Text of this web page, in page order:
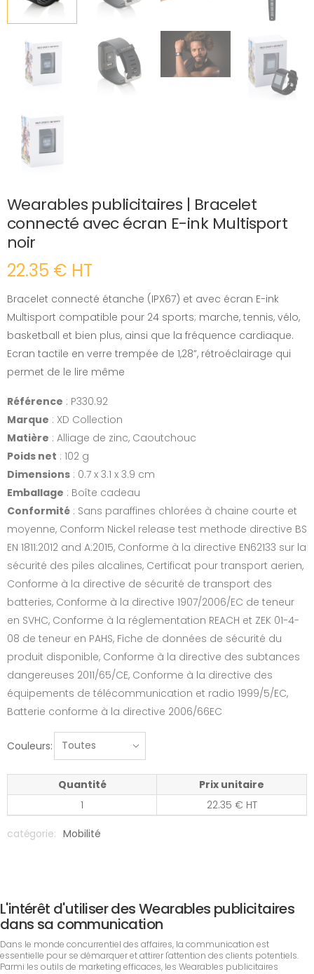
Wearables publicitaires | Bracelet
connecté avec écran E-ink Multisport
noir
22.35 € HT
Bracelet connecté étanche (IPX67) et avec écran E-ink
Multisport compatible pour 24 sports; marche, tennis, vélo,
basketball et bien plus, ainsi que la fréquence cardiaque.
Ecran tactile en verre trempée de 1,28”, rétroéclairage qui
permet de le lire même
Référence : P330.92
Marque : XD Collection
Matière : Alliage de zinc, Caoutchouc
Poids net : 102 g
Dimensions : 0.7 x 3.1 x 3.9 cm
Emballage : Boîte cadeau
Conformité : Sans paraffines chlorées à chaine courte et
moyenne, Conform Nickel release test methode directive BS
EN 1811:2012 and A:2015, Conforme à la directive EN62133 sur la
sécurité des piles alcalines, Certificat pour transport aerien,
Conforme à la directive de sécurité de transport des
batteries, Conforme à la directive 1907/2006/EC de teneur
en SVHC, Conforme à la réglementation REACH et ZEK 01-4-
08 de teneur en PAHS, Fiche de données de sécurité du
produit disponible, Conforme à la directive des subtances
dangereuses 2011/65/CE, Conforme à la directive des
équipements de télécommunication et radio 1999/5/EC,
Batterie conforme à la directive 2006/66EC
Couleurs:
Quantité
Prix unitaire
1
22.35 € HT
catégorie: Mobilité
L'intérêt d'utiliser des Wearables publicitaires
dans sa communication
Dans le monde concurrentiel des affaires, la communication est
essentielle pour se démarquer et attirer l'attention des clients potentiels.
Parmi les outils de marketing efficaces, les Wearables publicitaires